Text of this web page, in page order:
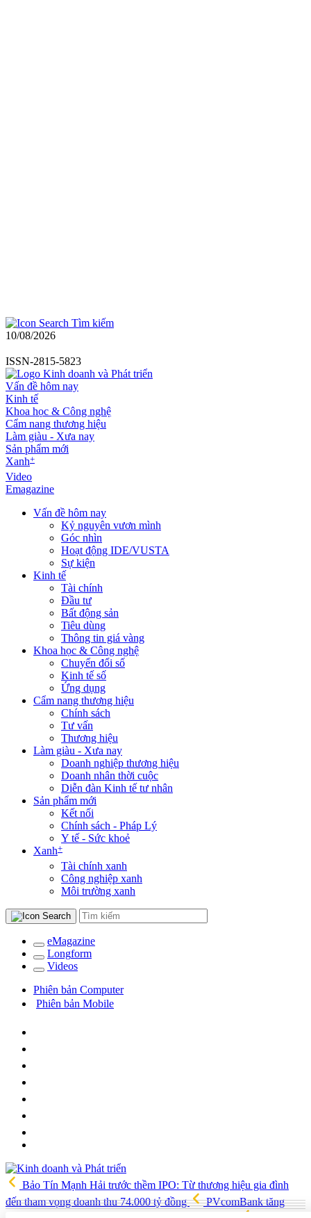
Tìm kiếm
10/08/2026
ISSN-2815-5823
Vấn đề hôm nay
Kinh tế
Khoa học & Công nghệ
Cẩm nang thương hiệu
Làm giàu - Xưa nay
Sản phẩm mới
Xanh+
Video
Emagazine
Vấn đề hôm nay
Kỷ nguyên vươn mình
Góc nhìn
Hoạt động IDE/VUSTA
Sự kiện
Kinh tế
Tài chính
Đầu tư
Bất động sản
Tiêu dùng
Thông tin giá vàng
Khoa học & Công nghệ
Chuyển đổi số
Kinh tế số
Ứng dụng
Cẩm nang thương hiệu
Chính sách
Tư vấn
Thương hiệu
Làm giàu - Xưa nay
Doanh nghiệp thương hiệu
Doanh nhân thời cuộc
Diễn đàn Kinh tế tư nhân
Sản phẩm mới
Kết nối
Chính sách - Pháp Lý
Y tế - Sức khoẻ
Xanh+
Tài chính xanh
Công nghiệp xanh
Môi trường xanh
eMagazine
Longform
Videos
Phiên bản Computer
Phiên bản Mobile
Bảo Tín Mạnh Hải trước thềm IPO: Từ thương hiệu gia đình
đến tham vọng doanh thu 74.000 tỷ đồng
PVcomBank tăng